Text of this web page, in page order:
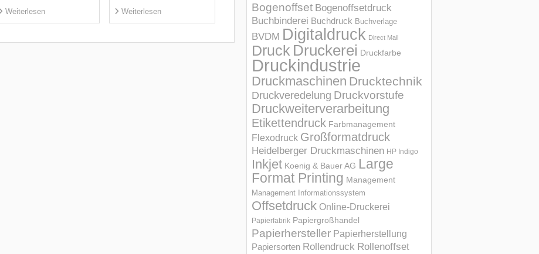
Weiterlesen Weiterlesen Bogenoffset Bogenoffsetdruck
Buchbinderei Buchdruck Buchverlage
BVDM Digitaldruck Direct Mail
Druck Druckerei Druckfarbe
Druckindustrie
Druckmaschinen Drucktechnik
Druckveredelung Druckvorstufe
Druckweiterverarbeitung
Etikettendruck Farbmanagement
Flexodruck Großformatdruck
Heidelberger Druckmaschinen HP Indigo
Inkjet Koenig & Bauer AG Large
Format Printing Management
Management Informations­system
Offsetdruck Online-Druckerei
Papierfabrik Papiergroßhandel
Papierhersteller Papierherstellung
Papiersorten Rollendruck Rollenoffset